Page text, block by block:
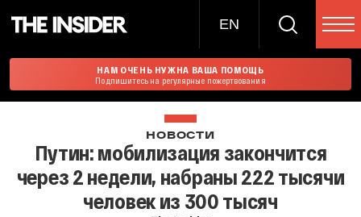
EN
НАМ ОЧЕНЬ НУЖНА ВАША ПОМОЩЬ
Подпишитесь на регулярные пожертвования
НОВОСТИ
Путин: мобилизация закончится
через 2 недели, набраны 222 тысячи
человек из 300 тысяч